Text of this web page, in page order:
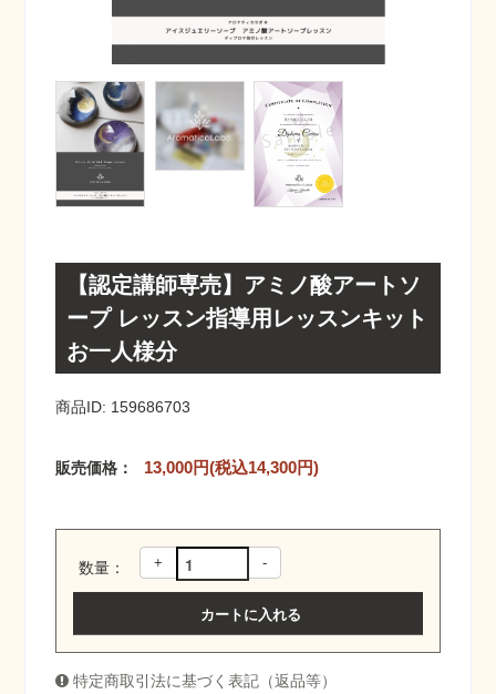
【認定講師専売】アミノ酸アートソ
ープ レッスン指導用レッスンキット
お一人様分
商品ID: 159686703
販売価格： 13,000円(税込14,300円)
数量： + -
特定商取引法に基づく表記（返品等）